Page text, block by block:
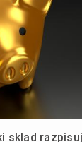
sklad